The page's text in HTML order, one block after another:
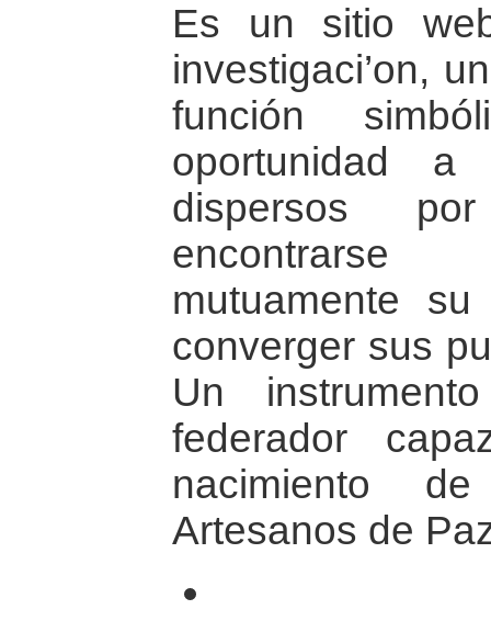
Es un sitio
investigaci’on,
función
oportunidad
dispersos
mutuamente su
converger sus
Un
federador
nacimiento
Artesanos de